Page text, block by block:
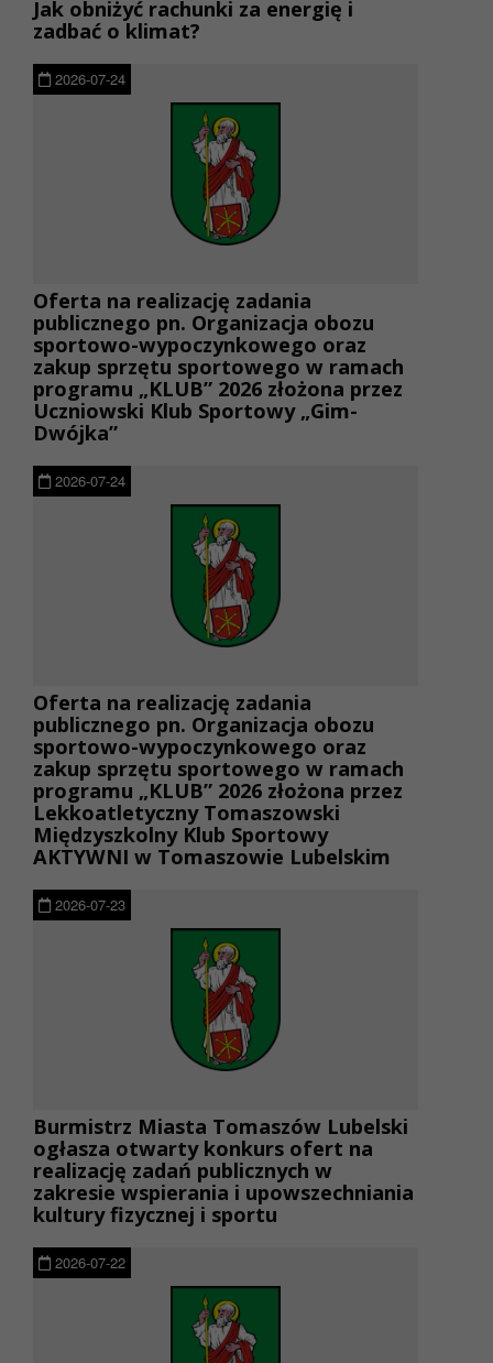
Jak obniżyć rachunki za energię i
zadbać o klimat?
2026-07-24
Oferta na realizację zadania
publicznego pn. Organizacja obozu
sportowo-wypoczynkowego oraz
zakup sprzętu sportowego w ramach
programu „KLUB” 2026 złożona przez
Uczniowski Klub Sportowy „Gim-
Dwójka”
2026-07-24
Oferta na realizację zadania
publicznego pn. Organizacja obozu
sportowo-wypoczynkowego oraz
zakup sprzętu sportowego w ramach
programu „KLUB” 2026 złożona przez
Lekkoatletyczny Tomaszowski
Międzyszkolny Klub Sportowy
AKTYWNI w Tomaszowie Lubelskim
2026-07-23
Burmistrz Miasta Tomaszów Lubelski
ogłasza otwarty konkurs ofert na
realizację zadań publicznych w
zakresie wspierania i upowszechniania
kultury fizycznej i sportu
2026-07-22